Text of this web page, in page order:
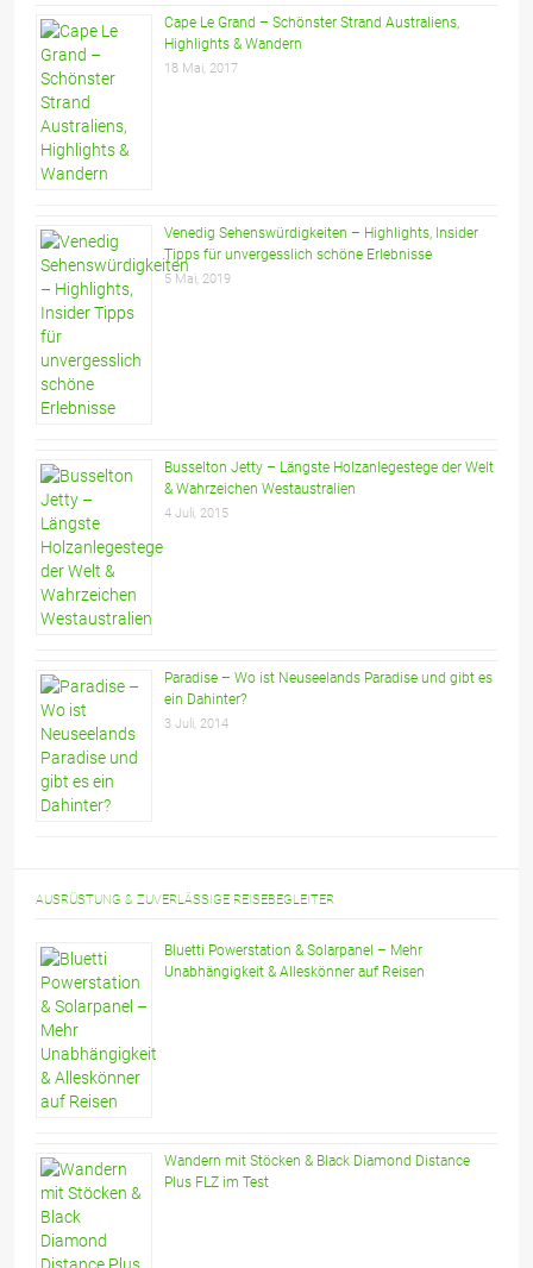
Cape Le Grand – Schönster Strand Australiens,
Highlights & Wandern
18 Mai, 2017
Venedig Sehenswürdigkeiten – Highlights, Insider
Tipps für unvergesslich schöne Erlebnisse
5 Mai, 2019
Busselton Jetty – Längste Holzanlegestege der Welt
& Wahrzeichen Westaustralien
4 Juli, 2015
Paradise – Wo ist Neuseelands Paradise und gibt es
ein Dahinter?
3 Juli, 2014
AUSRÜSTUNG & ZUVERLÄSSIGE REISEBEGLEITER
Bluetti Powerstation & Solarpanel – Mehr
Unabhängigkeit & Alleskönner auf Reisen
Wandern mit Stöcken & Black Diamond Distance
Plus FLZ im Test